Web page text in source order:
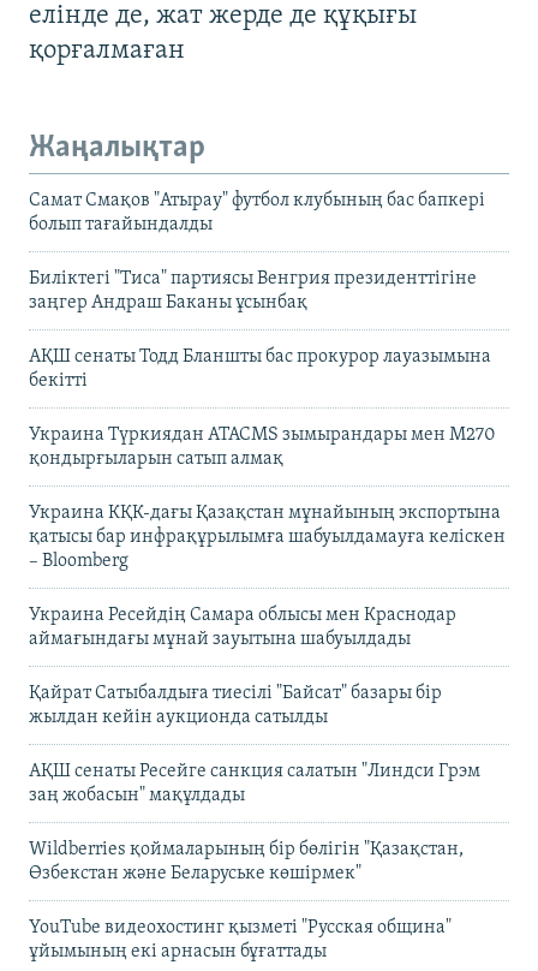
елінде де, жат жерде де құқығы
қорғалмаған
Жаңалықтар
Самат Смақов "Атырау" футбол клубының бас бапкері
болып тағайындалды
Биліктегі "Тиса" партиясы Венгрия президенттігіне
заңгер Андраш Баканы ұсынбақ
АҚШ сенаты Тодд Бланшты бас прокурор лауазымына
бекітті
Украина Түркиядан ATACMS зымырандары мен M270
қондырғыларын сатып алмақ
Украина КҚК-дағы Қазақстан мұнайының экспортына
қатысы бар инфрақұрылымға шабуылдамауға келіскен
– Bloomberg
Украина Ресейдің Самара облысы мен Краснодар
аймағындағы мұнай зауытына шабуылдады
Қайрат Сатыбалдыға тиесілі "Байсат" базары бір
жылдан кейін аукционда сатылды
АҚШ сенаты Ресейге санкция салатын "Линдси Грэм
заң жобасын" мақұлдады
Wildberries қоймаларының бір бөлігін "Қазақстан,
Өзбекстан және Беларуське көшірмек"
YouTube видеохостинг қызметі "Русская община"
ұйымының екі арнасын бұғаттады